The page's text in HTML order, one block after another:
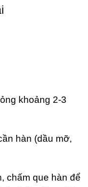
khoảng 2-3
hàn (dầu mỡ,
chấm que hàn để